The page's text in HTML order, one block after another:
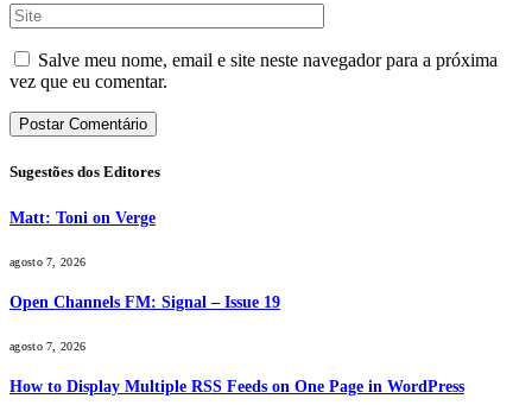
Salve meu nome, email e site neste navegador para a próxima
vez que eu comentar.
Sugestões dos Editores
Matt: Toni on Verge
agosto 7, 2026
Open Channels FM: Signal – Issue 19
agosto 7, 2026
How to Display Multiple RSS Feeds on One Page in WordPress